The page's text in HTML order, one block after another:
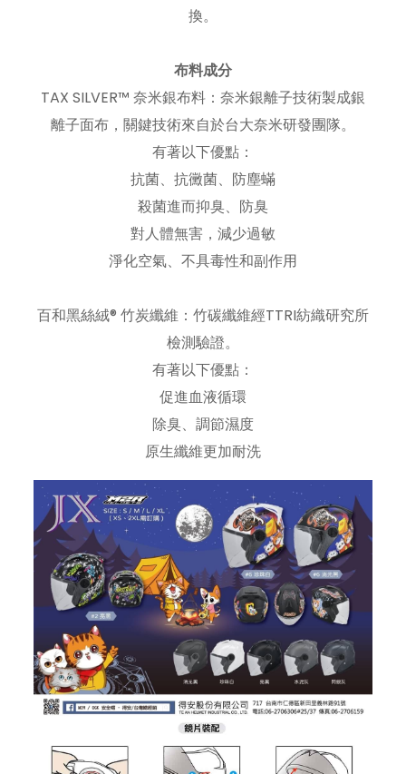
換。
布料成分
TAX SILVER™ 奈米銀布料：奈米銀離子技術製成銀
離子面布，關鍵技術來自於台大奈米研發團隊。
有著以下優點：
抗菌、抗黴菌、防塵蟎
殺菌進而抑臭、防臭
對人體無害，減少過敏
淨化空氣、不具毒性和副作用
百和黑絲絨® 竹炭纖維：竹碳纖維經TTRI紡織研究所
檢測驗證。
有著以下優點：
促進血液循環
除臭、調節濕度
原生纖維更加耐洗